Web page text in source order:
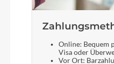
Online: Bequem
Visa oder
Vor Ort: